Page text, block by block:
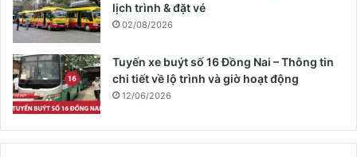
lịch trình & đặt vé
02/08/2026
Tuyến xe buýt số 16 Đồng Nai – Thông tin
chi tiết về lộ trình và giờ hoạt động
12/06/2026